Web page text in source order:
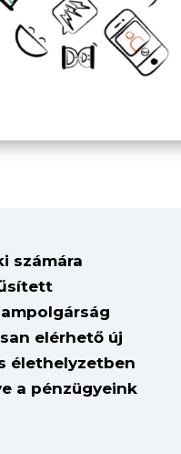
számára
elérhető új
élethelyzetben
a pénzügyeink